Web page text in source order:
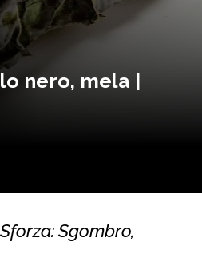
nero, mela |
Sgombro,